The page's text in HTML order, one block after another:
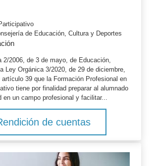
de Educación, Cultura y Deportes
2/2006, de 3 de mayo, de Educación,
Ley Orgánica 3/2020, de 29 de diciembre,
39 que la Formación Profesional en
tiene por finalidad preparar al alumnado
en un campo profesional y facilitar...
de cuentas